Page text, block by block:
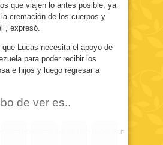
que viajen lo antes posible, ya
cremación de los cuerpos y
expresó.
Lucas necesita el apoyo de
para poder recibir los
e hijos y luego regresar a
de ver es..
INCREIBLE